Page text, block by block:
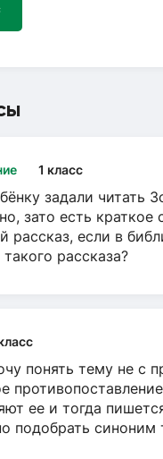
1 класс
задали читать
зато есть
рассказ, если в
рассказа?
понять тему не с
ее и тогда
подобрать синоним